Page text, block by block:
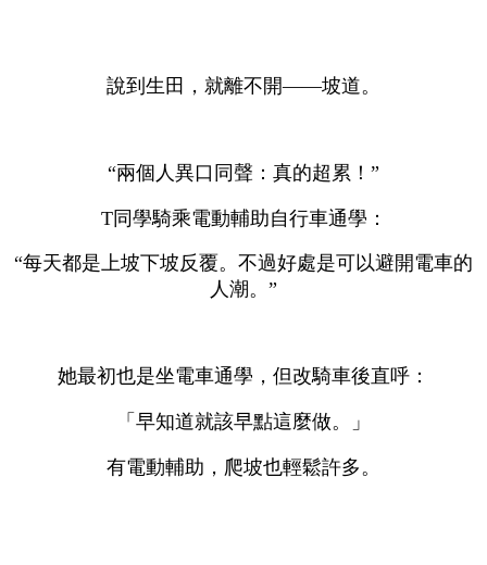
說到生田，就離不開——坡道。
“兩個人異口同聲：真的超累！”
T同學騎乘電動輔助自行車通學：
“每天都是上坡下坡反覆。不過好處是可以避開電車的
人潮。”
她最初也是坐電車通學，但改騎車後直呼：
「早知道就該早點這麼做。」
有電動輔助，爬坡也輕鬆許多。